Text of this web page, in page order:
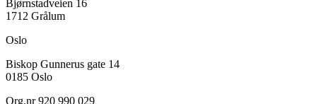
Bjørnstadveien 16
1712 Grålum
Oslo
Biskop Gunnerus gate 14
0185 Oslo
Org.nr 920 990 029